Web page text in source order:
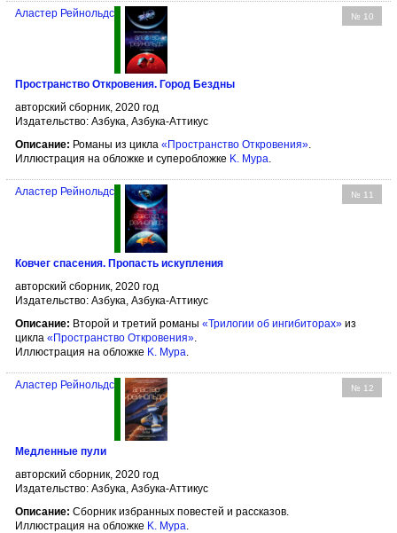
№ 10
Аластер Рейнольдс
Пространство Откровения. Город Бездны
авторский сборник, 2020 год
Издательство: Азбука, Азбука-Аттикус
Описание: Романы из цикла «Пространство Откровения»
Иллюстрация на обложке и суперобложке K. Мура
№ 11
Аластер Рейнольдс
Ковчег спасения. Пропасть искупления
авторский сборник, 2020 год
Издательство: Азбука, Азбука-Аттикус
Описание: Второй и третий романы «Трилогии об ингибиторах» из
цикла «Пространство Откровения».
Иллюстрация на обложке K. Мура.
№ 12
Аластер Рейнольдс
Медленные пули
авторский сборник, 2020 год
Издательство: Азбука, Азбука-Аттикус
Описание: Сборник избранных повестей и рассказов.
Иллюстрация на обложке K. Мура